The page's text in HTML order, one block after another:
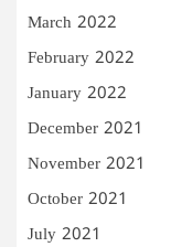
March 2022
February 2022
January 2022
December 2021
November 2021
October 2021
July 2021